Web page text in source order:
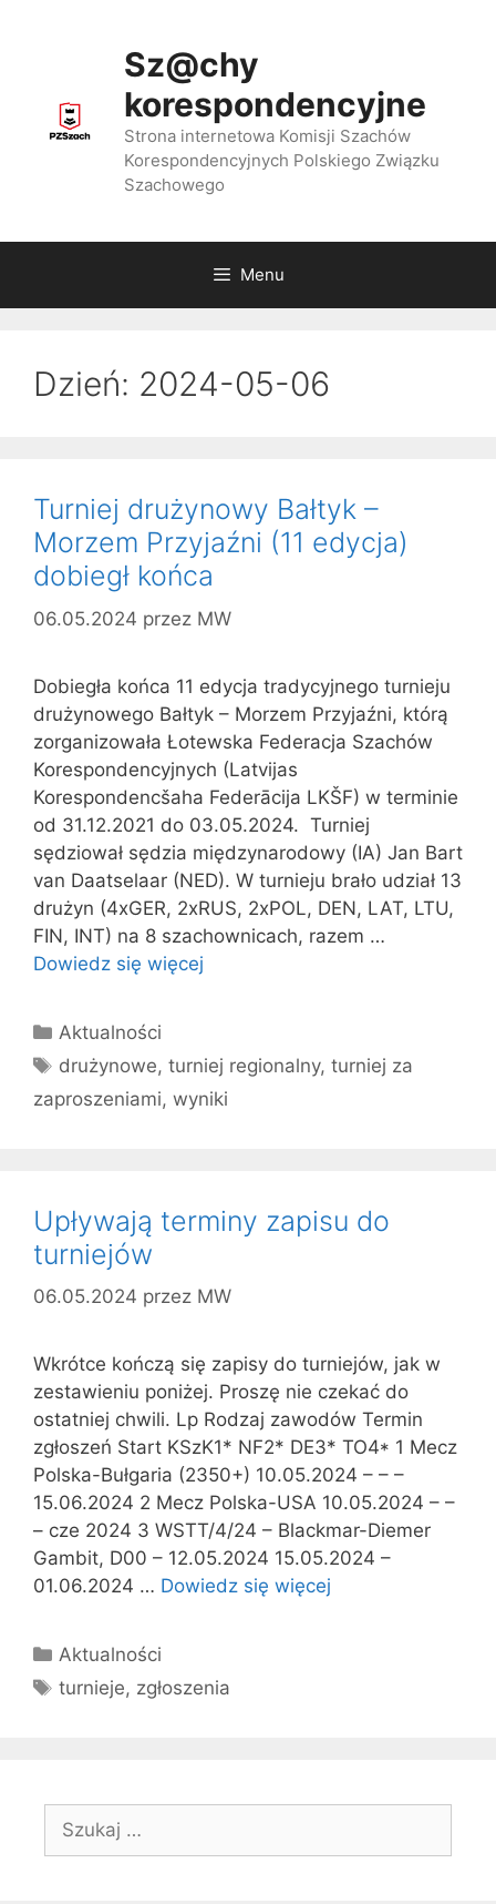
Sz@chy
korespondencyjne
Strona internetowa Komisji Szachów
Korespondencyjnych Polskiego Związku
Szachowego
Menu
Dzień: 2024-05-06
Turniej drużynowy Bałtyk –
Morzem Przyjaźni (11 edycja)
dobiegł końca
06.05.2024 przez MW
Dobiegła końca 11 edycja tradycyjnego turnieju
drużynowego Bałtyk – Morzem Przyjaźni, którą
zorganizowała Łotewska Federacja Szachów
Korespondencyjnych (Latvijas
Korespondencšaha Federācija LKŠF) w terminie
od 31.12.2021 do 03.05.2024. Turniej
sędziował sędzia międzynarodowy (IA) Jan Bart
van Daatselaar (NED). W turnieju brało udział 13
drużyn (4xGER, 2xRUS, 2xPOL, DEN, LAT, LTU,
FIN, INT) na 8 szachownicach, razem …
Dowiedz się więcej
Kategorie
Aktualności
Tagi
drużynowe,turniej regionalny,turniej za
zaproszeniami, wyniki
Upływają terminy zapisu do
turniejów
06.05.2024 przez MW
Wkrótce kończą się zapisy do turniejów, jak w
zestawieniu poniżej. Proszę nie czekać do
ostatniej chwili. Lp Rodzaj zawodów Termin
zgłoszeń Start KSzK1* NF2* DE3* TO4* 1 Mecz
Polska-Bułgaria (2350+) 10.05.2024 – – –
15.06.2024 2 Mecz Polska-USA 10.05.2024 – –
– cze 2024 3 WSTT/4/24 – Blackmar-Diemer
Gambit, D00 – 12.05.2024 15.05.2024 –
01.06.2024 … Dowiedz się więcej
Kategorie
Aktualności
Tagi
turnieje, zgłoszenia
Szukaj: